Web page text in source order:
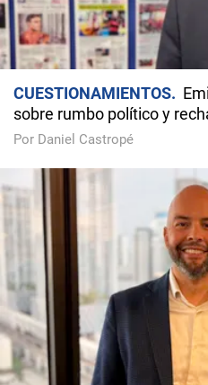
CUESTIONAMIENTOS
sobre rumbo político y
Por Daniel Castropé